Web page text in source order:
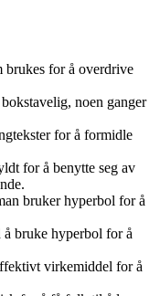
brukes for å overdrive
noen ganger
for å formidle
for å benytte seg av
bruker hyperbol for å
bruke hyperbol for å
virkemiddel for å